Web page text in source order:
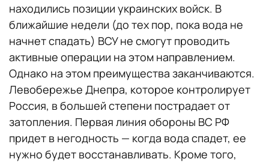
находились позиции украинских войск. В
ближайшие недели (до тех пор, пока вода не
начнет спадать) ВСУ не смогут проводить
активные операции на этом направлением.
Однако на этом преимущества заканчиваются.
Левобережье Днепра, которое контролирует
Россия, в большей степени пострадает от
затопления. Первая линия обороны ВС РФ
придет в негодность — когда вода спадет, ее
нужно будет восстанавливать. Кроме того,